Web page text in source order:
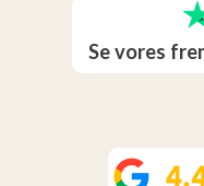
Se vores